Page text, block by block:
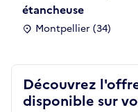
étancheuse
Montpellier (34)
Découvrez
disponible sur